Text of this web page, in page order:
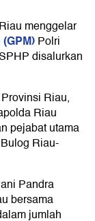
menggelar
Polri
disalurkan
Riau,
Riau
pejabat utama
Riau-
Pandra
bersama
jumlah